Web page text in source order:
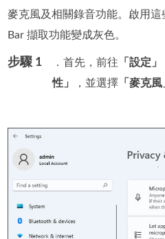
麥克風及相關錄音功能。啟用
Bar 擷取功能變成灰色。
步驟 1 ．首先，前往 「設定」
性」
，並選擇 「麥克風